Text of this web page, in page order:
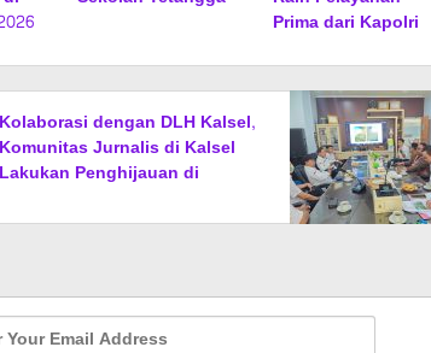
Prima dari Kapolri
Kolaborasi dengan DLH Kalsel,
Komunitas Jurnalis di Kalsel
Lakukan Penghijauan di